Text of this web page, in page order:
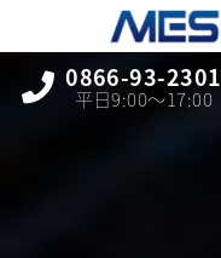
0866-93-2301
平日9:00〜17:00